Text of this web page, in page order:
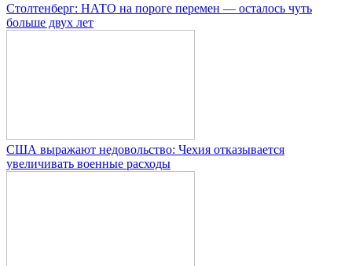
Столтенберг: НАТО на пороге перемен — осталось чуть
больше двух лет
США выражают недовольство: Чехия отказывается
увеличивать военные расходы